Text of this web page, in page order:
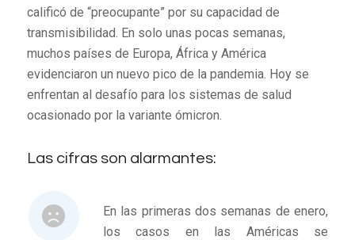
calificó de “preocupante” por su capacidad de
transmisibilidad. En solo unas pocas semanas,
muchos países de Europa, África y América
evidenciaron un nuevo pico de la pandemia. Hoy se
enfrentan al desafío para los sistemas de salud
ocasionado por la variante ómicron.
Las cifras son alarmantes:
En las primeras dos semanas de enero,
los casos en las Américas se